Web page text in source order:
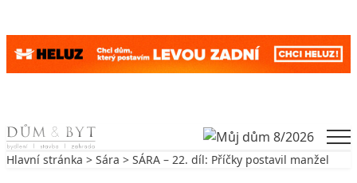
Skip to content
Hlavní stránka > Sára > SÁRA – 22. díl: Příčky postavil manžel